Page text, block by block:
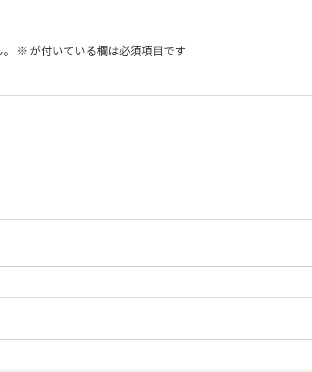
※ が付いている欄は必須項目です